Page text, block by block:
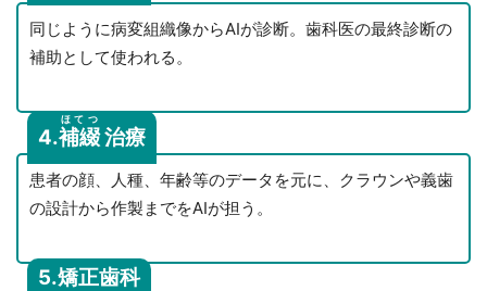
同じように病変組織像からAIが診断。歯科医の最終診断の
補助として使われる。
4.補綴
ほてつ
治療
患者の顔、人種、年齢等のデータを元に、クラウンや義歯
の設計から作製までをAIが担う。
5.矯正歯科